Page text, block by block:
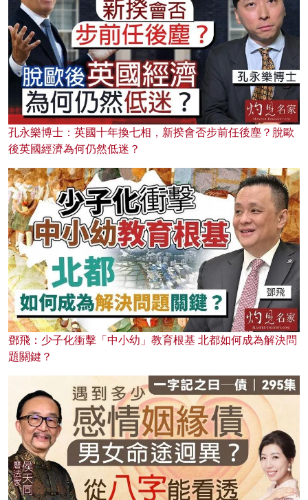
孔永樂博士：英國十年換七相，新揆會否步前任後塵？脫歐
後英國經濟為何仍然低迷？
鄧飛：少子化衝擊「中小幼」教育根基 北都如何成為解決問
題關鍵？